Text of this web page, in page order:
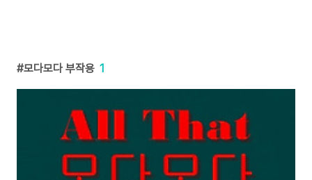
모다모다 부작용 1